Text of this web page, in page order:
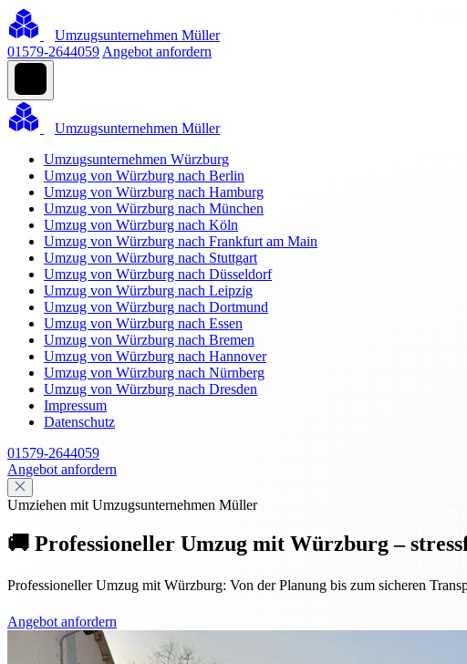
Umzugsunternehmen Müller
01579-2644059 Angebot anfordern
Umzugsunternehmen Müller
Umzugsunternehmen Würzburg
Umzug von Würzburg nach Berlin
Umzug von Würzburg nach Hamburg
Umzug von Würzburg nach München
Umzug von Würzburg nach Köln
Umzug von Würzburg nach Frankfurt am Main
Umzug von Würzburg nach Stuttgart
Umzug von Würzburg nach Düsseldorf
Umzug von Würzburg nach Leipzig
Umzug von Würzburg nach Dortmund
Umzug von Würzburg nach Essen
Umzug von Würzburg nach Bremen
Umzug von Würzburg nach Hannover
Umzug von Würzburg nach Nürnberg
Umzug von Würzburg nach Dresden
Impressum
Datenschutz
01579-2644059
Angebot anfordern
Umziehen mit Umzugsunternehmen Müller
🚚 Professioneller Umzug mit Würzburg –
Professioneller Umzug mit Würzburg: Von der Planung bis zum sicheren
Angebot anfordern